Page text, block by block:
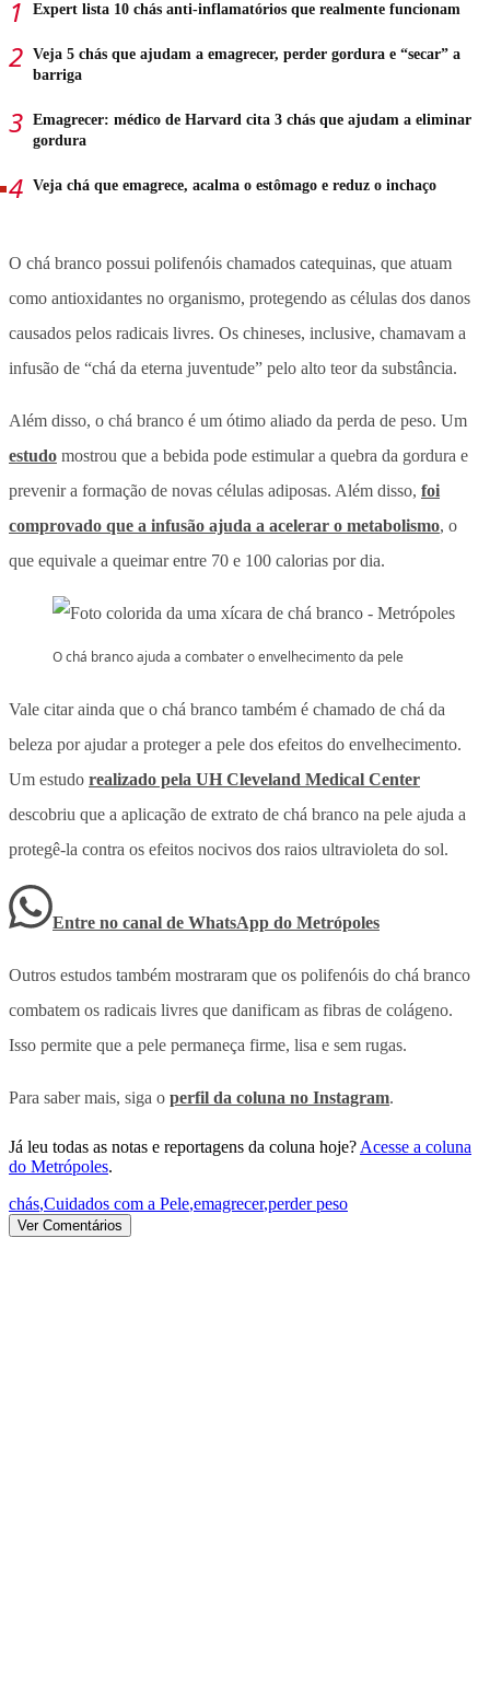
Expert lista 10 chás anti-inflamatórios que realmente funcionam
Veja 5 chás que ajudam a emagrecer, perder gordura e “secar” a
barriga
Emagrecer: médico de Harvard cita 3 chás que ajudam a eliminar
gordura
Veja chá que emagrece, acalma o estômago e reduz o inchaço
O chá branco possui polifenóis chamados catequinas, que atuam
como antioxidantes no organismo, protegendo as células dos danos
causados ​​pelos radicais livres. Os chineses, inclusive, chamavam a
infusão de “chá da eterna juventude” pelo alto teor da substância.
Além disso, o chá branco é um ótimo aliado da perda de peso. Um
estudo mostrou que a bebida pode estimular a quebra da gordura e
prevenir a formação de novas células adiposas. Além disso, foi
comprovado que a infusão ajuda a acelerar o metabolismo, o
que equivale a queimar entre 70 e 100 calorias por dia.
O chá branco ajuda a combater o envelhecimento da pele
Vale citar ainda que o chá branco também é chamado de chá da
beleza por ajudar a proteger a pele dos efeitos do envelhecimento.
Um estudo realizado pela UH Cleveland Medical Center
descobriu que a aplicação de extrato de chá branco na pele ajuda a
protegê-la contra os efeitos nocivos dos raios ultravioleta do sol.
Entre no canal de WhatsApp do Metrópoles
Outros estudos também mostraram que os polifenóis do chá branco
combatem os radicais livres que danificam as fibras de colágeno.
Isso permite que a pele permaneça firme, lisa e sem rugas.
Para saber mais, siga o perfil da coluna no Instagram.
Já leu todas as notas e reportagens da coluna hoje? Acesse a coluna
do Metrópoles.
chás,Cuidados com a Pele,emagrecer,perder peso
Ver Comentários